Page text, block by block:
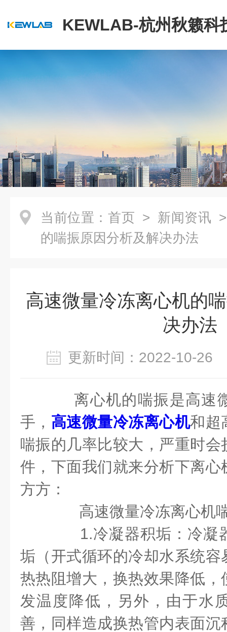
KEWLAB-杭州秋籁科
公司
当前位置： 首页 > 新闻资讯
的喘振原因分析及解决办法
高速微量冷冻离心机的
决办法
更新时间：2022-10-
离心机的喘振是高速
手， 高速微量冷冻离心机和超
喘振的几率比较大，严重时
件，下面我们就来分析下离
方方：
高速微量冷冻离心机
1.冷凝器积垢：冷凝
垢（开式循环的冷却水系统
热热阻增大，换热效果降低
发温度降低，另外，由于水
善，同样造成换热管内表面